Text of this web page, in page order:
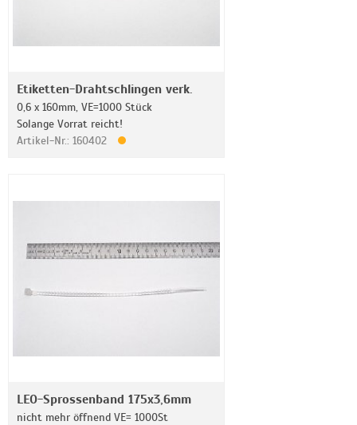
Etiketten-Drahtschlingen verk.
0,6 x 160mm, VE=1000 Stück
Solange Vorrat reicht!
Artikel-Nr.: 160402
LEO-Sprossenband 175x3,6mm
nicht mehr öffnend VE= 1000St